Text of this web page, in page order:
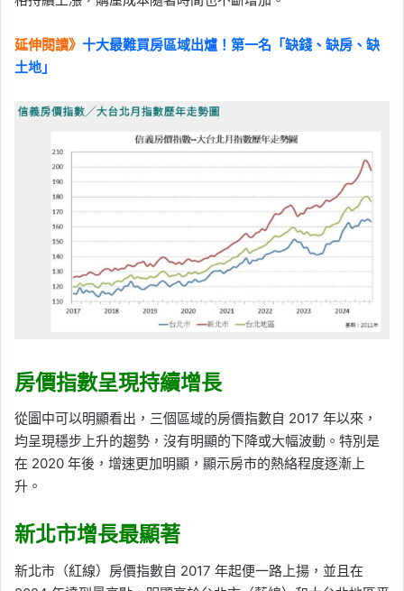
延伸閱讀》 十大最難買房區域出爐！第一名「缺錢、缺房、缺
土地」
房價指數呈現持續增長
從圖中可以明顯看出，三個區域的房價指數自 2017 年以來，
均呈現穩步上升的趨勢，沒有明顯的下降或大幅波動。特別是
在 2020 年後，增速更加明顯，顯示房市的熱絡程度逐漸上
升。
新北市增長最顯著
新北市（紅線）房價指數自 2017 年起便一路上揚，並且在